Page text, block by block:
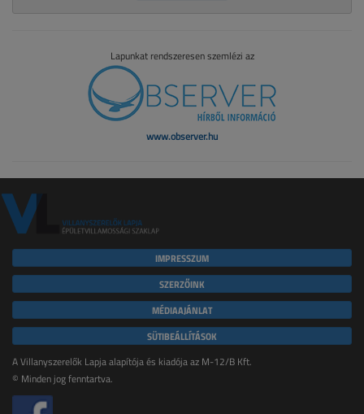
Lapunkat rendszeresen szemlézi az
www.observer.hu
IMPRESSZUM
SZERZŐINK
MÉDIAAJÁNLAT
SÜTIBEÁLLÍTÁSOK
A Villanyszerelők Lapja alapítója és kiadója az M-12/B Kft.
© Minden jog fenntartva.